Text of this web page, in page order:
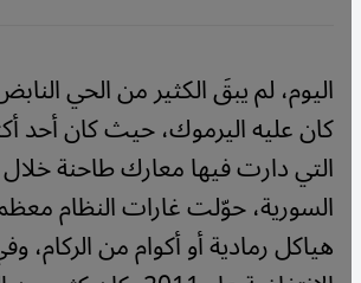
اليوم، لم يبقَ الكثير من الحي
كان عليه اليرموك، حيث كان أحد
التي دارت فيها معارك طاحنة خلال
السورية، حوّلت غارات النظام
هياكل رمادية أو أكوام من الركام،